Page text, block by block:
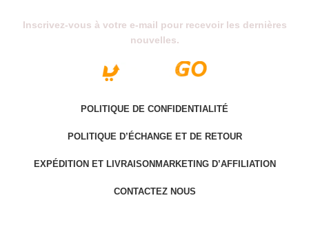
Inscrivez-vous à votre e-mail pour recevoir les dernières
nouvelles.
POLITIQUE DE CONFIDENTIALITÉ
POLITIQUE D’ÉCHANGE ET DE RETOUR
EXPÉDITION ET LIVRAISON MARKETING D’AFFILIATION
CONTACTEZ NOUS